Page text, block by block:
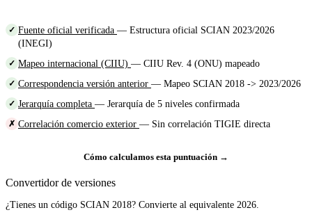
✓ Fuente oficial verificada — Estructura oficial SCIAN 2023/2026
(INEGI)
✓ Mapeo internacional (CIIU) — CIIU Rev. 4 (ONU) mapeado
✓ Correspondencia versión anterior — Mapeo SCIAN 2018 -> 2023/2026
✓ Jerarquía completa — Jerarquía de 5 niveles confirmada
✗ Correlación comercio exterior — Sin correlación TIGIE directa
Cómo calculamos esta puntuación →
Convertidor de versiones
¿Tienes un código SCIAN 2018? Convierte al equivalente 2026.